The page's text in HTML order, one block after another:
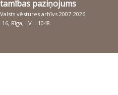
paziņojums
vēstures arhīvs 2007-2026
Rīga, LV – 1048